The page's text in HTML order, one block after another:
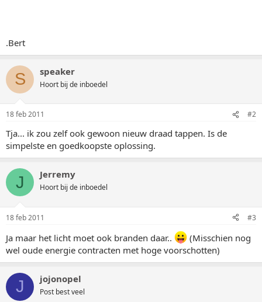
.Bert
S speaker
Hoort bij de inboedel
18 feb 2011 #2
Tja... ik zou zelf ook gewoon nieuw draad tappen. Is de
simpelste en goedkoopste oplossing.
J Jerremy
Hoort bij de inboedel
18 feb 2011 #3
Ja maar het licht moet ook branden daar..
(Misschien nog
wel oude energie contracten met hoge voorschotten)
J jojonopel
Post best veel